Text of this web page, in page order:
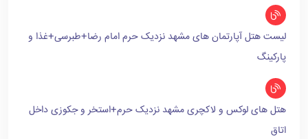
لیست هتل آپارتمان های مشهد نزدیک حرم امام رضا+طبرسی+غذا و
پارکینگ
هتل های لوکس و لاکچری مشهد نزدیک حرم+استخر و جکوزی داخل
اتاق